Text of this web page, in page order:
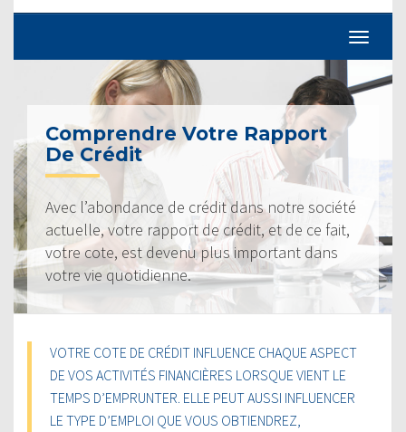
Comprendre Votre Rapport
De Crédit
Avec l’abondance de crédit dans notre société
actuelle, votre rapport de crédit, et de ce fait,
votre cote, est devenu plus important dans
votre vie quotidienne.
VOTRE COTE DE CRÉDIT INFLUENCE CHAQUE ASPECT
DE VOS ACTIVITÉS FINANCIÈRES LORSQUE VIENT LE
TEMPS D’EMPRUNTER. ELLE PEUT AUSSI INFLUENCER
LE TYPE D’EMPLOI QUE VOUS OBTIENDREZ,